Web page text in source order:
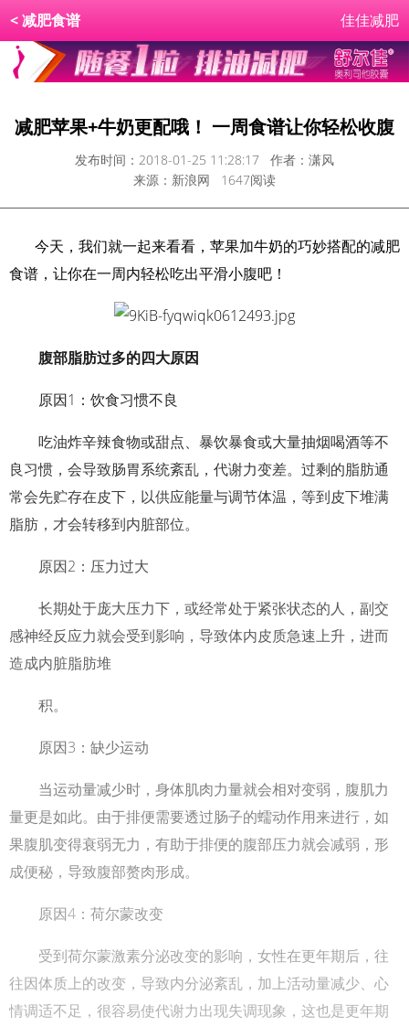
<减肥食谱 佳佳减肥
减肥苹果+牛奶更配哦！ 一周食谱让你轻松收腹
发布时间：2018-01-25 11:28:17 作者：潇风
来源：新浪网 1647阅读
今天，我们就一起来看看，苹果加牛奶的巧妙搭配的减肥
食谱，让你在一周内轻松吃出平滑小腹吧！
腹部脂肪过多的四大原因
原因1：饮食习惯不良
吃油炸辛辣食物或甜点、暴饮暴食或大量抽烟喝酒等不
良习惯，会导致肠胃系统紊乱，代谢力变差。过剩的脂肪通
常会先贮存在皮下，以供应能量与调节体温，等到皮下堆满
脂肪，才会转移到内脏部位。
原因2：压力过大
长期处于庞大压力下，或经常处于紧张状态的人，副交
感神经反应力就会受到影响，导致体内皮质急速上升，进而
造成内脏脂肪堆
积。
原因3：缺少运动
当运动量减少时，身体肌肉力量就会相对变弱，腹肌力
量更是如此。由于排便需要透过肠子的蠕动作用来进行，如
果腹肌变得衰弱无力，有助于排便的腹部压力就会减弱，形
成便秘，导致腹部赘肉形成。
原因4：荷尔蒙改变
受到荷尔蒙激素分泌改变的影响，女性在更年期后，往
往因体质上的改变，导致内分泌紊乱，加上活动量减少、心
情调适不足，很容易使代谢力出现失调现象，这也是更年期